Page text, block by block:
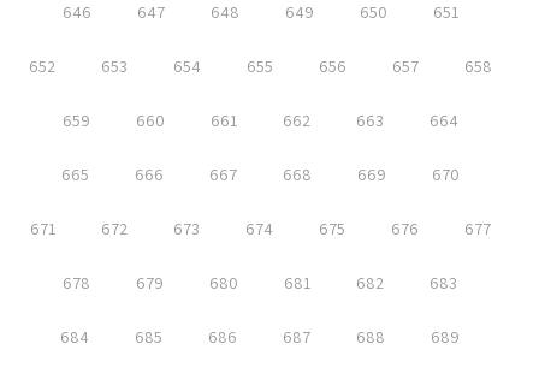
646 647 648 649 650 651
652 653 654 655 656 657 658
659 660 661 662 663 664
665 666 667 668 669 670
671 672 673 674 675 676 677
678 679 680 681 682 683
684 685 686 687 688 689